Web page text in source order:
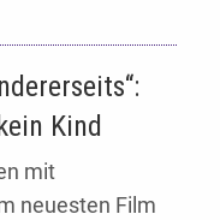
Kind
mit
neuesten Film